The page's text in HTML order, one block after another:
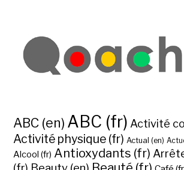
ABC (en) ABC (fr) Activité
Activité physique (fr) Actual (en)
Alcool (fr) Antioxydants (fr)